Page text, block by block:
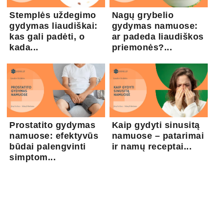
Stemplės uždegimo
gydymas liaudiškai:
kas gali padėti, o
kada...
Nagų grybelio
gydymas namuose:
ar padeda liaudiškos
priemonės?...
Prostatito gydymas
namuose: efektyvūs
būdai palengvinti
simptom...
Kaip gydyti sinusitą
namuose – patarimai
ir namų receptai...